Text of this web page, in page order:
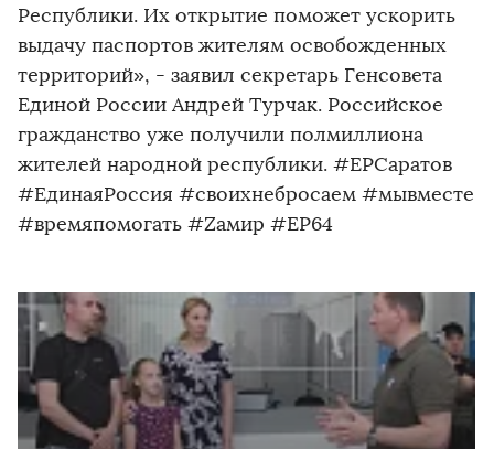
Республики. Их открытие поможет ускорить
выдачу паспортов жителям освобожденных
территорий», - заявил секретарь Генсовета
Единой России Андрей Турчак. Российское
гражданство уже получили полмиллиона
жителей народной республики. #ЕРСаратов
#ЕдинаяРоссия #своихнебросаем #мывместе
#времяпомогать #Zамир #ЕР64